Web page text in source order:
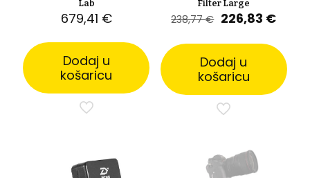
Lab
679,41 €
Dodaj u
košaricu
Filter Large
238,77€ Izvorna
bila
je:
238,77 €.
226,83 €
je:
Dodaj u
košaricu